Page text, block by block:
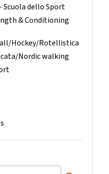
Scuola dello Sport
& Conditioning
Hockey/Rotellistica
Nordic walking